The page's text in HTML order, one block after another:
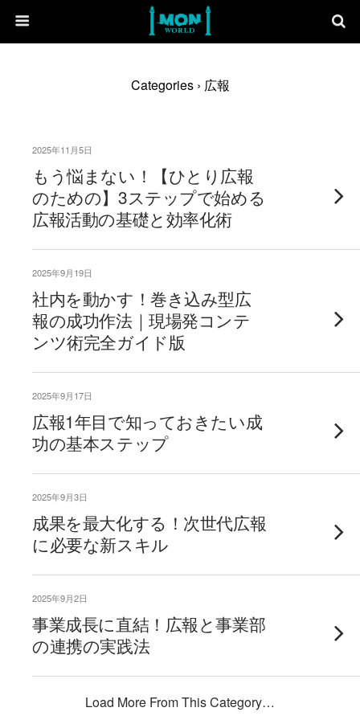
Categories › 広報
2025年11月5日
もう悩まない！【ひとり広報
のための】3ステップで始める
広報活動の基礎と効率化術
2025年9月19日
社内を動かす！巻き込み型広
報の成功作法｜現場発コンテ
ンツ術完全ガイド版
2025年9月17日
広報1年目で知っておきたい成
功の基本ステップ
2025年9月3日
成果を最大化する！次世代広報
に必要な新スキル
2025年9月2日
事業成長に直結！広報と事業部
の連携の実践法
Load More From This Category…